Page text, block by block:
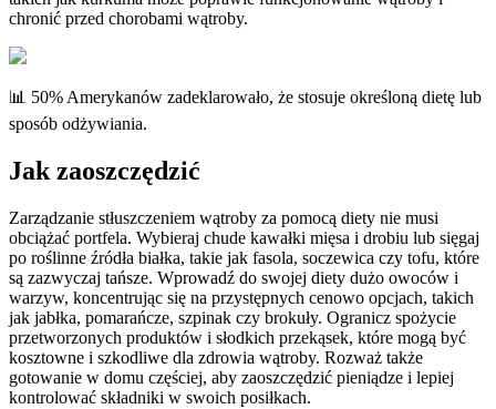
chronić przed chorobami wątroby.
📊 50% Amerykanów zadeklarowało, że stosuje określoną dietę lub
sposób odżywiania.
Jak zaoszczędzić
Zarządzanie stłuszczeniem wątroby za pomocą diety nie musi
obciążać portfela. Wybieraj chude kawałki mięsa i drobiu lub sięgaj
po roślinne źródła białka, takie jak fasola, soczewica czy tofu, które
są zazwyczaj tańsze. Wprowadź do swojej diety dużo owoców i
warzyw, koncentrując się na przystępnych cenowo opcjach, takich
jak jabłka, pomarańcze, szpinak czy brokuły. Ogranicz spożycie
przetworzonych produktów i słodkich przekąsek, które mogą być
kosztowne i szkodliwe dla zdrowia wątroby. Rozważ także
gotowanie w domu częściej, aby zaoszczędzić pieniądze i lepiej
kontrolować składniki w swoich posiłkach.